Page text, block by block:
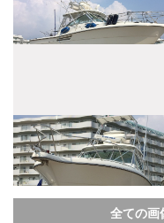
全ての画